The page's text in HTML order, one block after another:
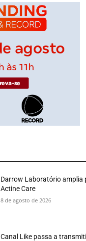
Darrow Laboratório amplia
Actine Care
8 de agosto de 2026
Canal Like passa a